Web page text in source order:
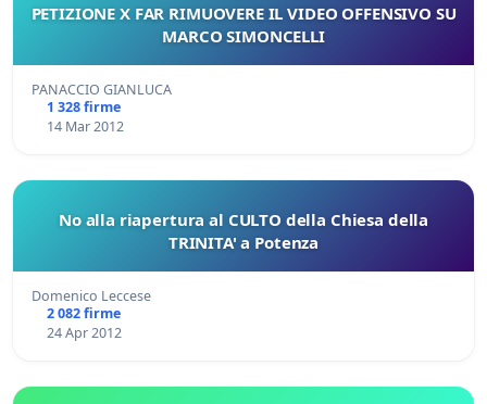
PETIZIONE X FAR RIMUOVERE IL VIDEO OFFENSIVO SU
MARCO SIMONCELLI
PANACCIO GIANLUCA
1 328 firme
14 Mar 2012
No alla riapertura al CULTO della Chiesa della
TRINITA' a Potenza
Domenico Leccese
2 082 firme
24 Apr 2012